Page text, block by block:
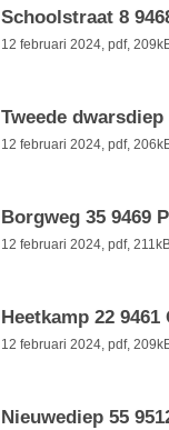
Schoolstraat 8
12 februari 2024, pdf,
Tweede
12 februari 2024, pdf,
Borgweg 35 9469
12 februari 2024, pdf,
Heetkamp 22 9461
12 februari 2024, pdf,
Nieuwediep 55